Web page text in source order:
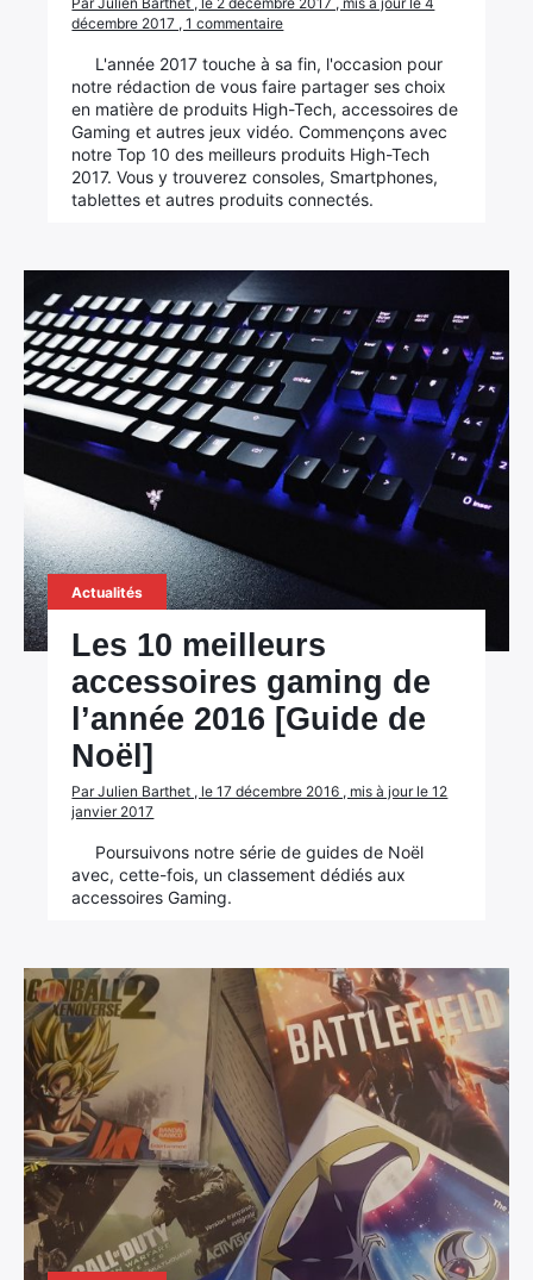
décembre 2017 , 1 commentaire
L'année 2017 touche à sa fin, l'occasion pour
notre rédaction de vous faire partager ses choix
en matière de produits High-Tech, accessoires de
Gaming et autres jeux vidéo. Commençons avec
notre Top 10 des meilleurs produits High-Tech
2017. Vous y trouverez consoles, Smartphones,
tablettes et autres produits connectés.
Actualités
Les 10 meilleurs
accessoires gaming de
l’année 2016 [Guide de
Noël]
Par Julien Barthet , le 17 décembre 2016 , mis à jour le 12
janvier 2017
Poursuivons notre série de guides de Noël
avec, cette-fois, un classement dédiés aux
accessoires Gaming.